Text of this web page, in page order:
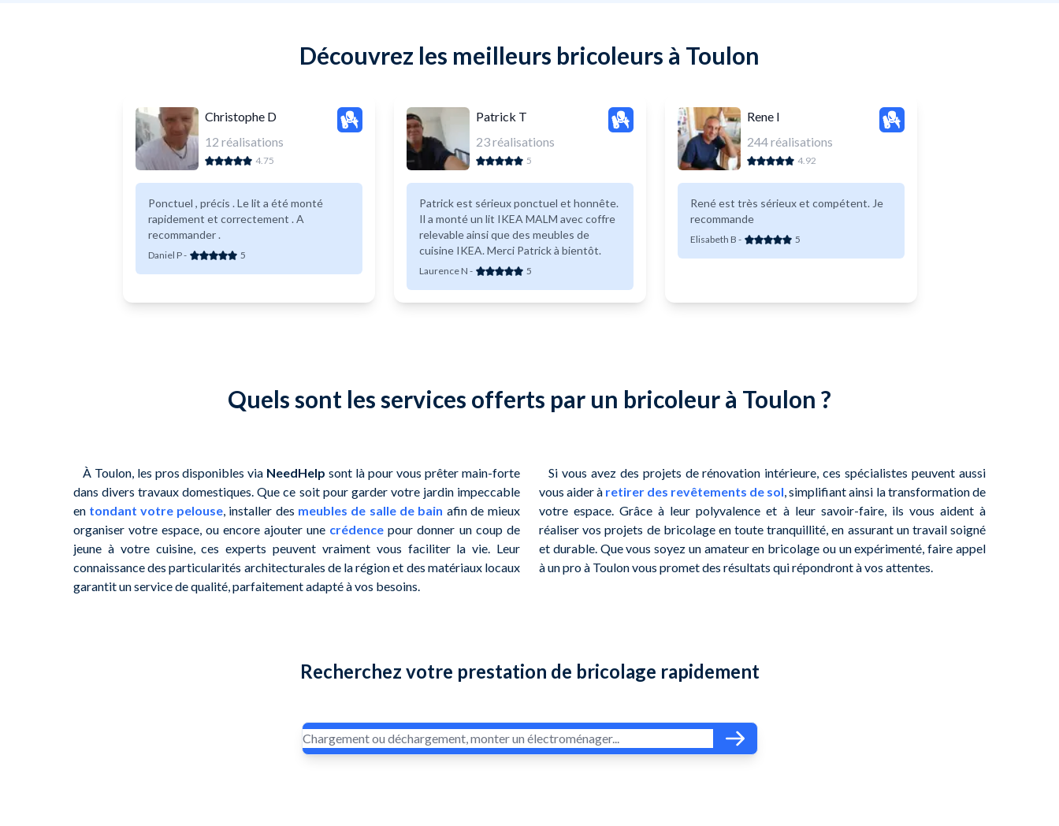
Découvrez les meilleurs bricoleurs à Toulon
Christophe D
12 réalisations
4.75
Ponctuel , précis . Le lit a été monté
rapidement et correctement . A
recommander .
Daniel P- 5
Patrick T
23réalisations
5
Patrick est sérieux ponctuel et honnête.
Il a monté un lit IKEA MALM avec coffre
relevable ainsi que des meubles de
cuisine IKEA. Merci Patrick à bientôt.
Laurence N - 5
Rene I
244réalisations
4.92
René est très sérieux et compétent. Je
recommande
Elisabeth B - 5
Quels sont les services offerts par un bricoleur à Toulon ?
À Toulon, les pros disponibles via NeedHelp sont là pour vous prêter main-forte
dans divers travaux domestiques. Que ce soit pour garder votre jardin impeccable
en tondant votre pelouse, installer des meubles de salle de bain afin de mieux
organiser votre espace, ou encore ajouter une crédence pour donner un coup de
jeune à votre cuisine, ces experts peuvent vraiment vous faciliter la vie. Leur
connaissance des particularités architecturales de la région et des matériaux locaux
garantit un service de qualité, parfaitement adapté à vos besoins.
Si vous avez des projets de rénovation intérieure, ces spécialistes peuvent aussi
vous aider à retirer des revêtements de sol, simplifiant ainsi la transformation de
votre espace. Grâce à leur polyvalence et à leur savoir-faire, ils vous aident à
réaliser vos projets de bricolage en toute tranquillité, en assurant un travail soigné
et durable. Que vous soyez un amateur en bricolage ou un expérimenté, faire appel
à un pro à Toulon vous promet des résultats qui répondront à vos attentes.
Recherchez votre prestation de bricolage rapidement